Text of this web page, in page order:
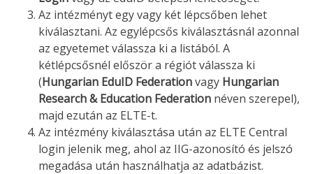
Az intézményt egy vagy két lépcsőben lehet
kiválasztani. Az egylépcsős kiválasztásnál azonnal
az egyetemet válassza ki a listából. A
kétlépcsősnél először a régiót válassza ki
(Hungarian EduID Federationvagy Hungarian
Research & Education Federation néven szerepel),
majd ezután az ELTE-t.
Az intézmény kiválasztása után az ELTE Central
login jelenik meg, ahol az IIG-azonosító és jelszó
megadása után használhatja az adatbázist.